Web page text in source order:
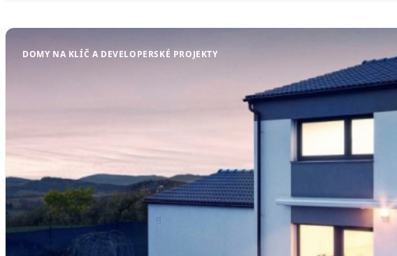
DOMY NA KLÍČ A DEVELOPERSKÉ PROJEKTY